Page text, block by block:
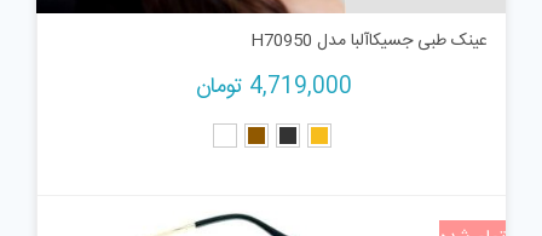
عینک طبی جسیکاآلبا مدل H70950
4,719,000 تومان